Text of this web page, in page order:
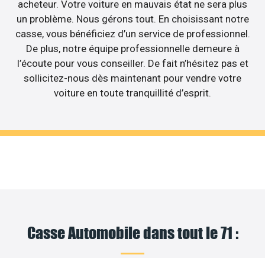
acheteur. Votre voiture en mauvais état ne sera plus
un problème. Nous gérons tout. En choisissant notre
casse, vous bénéficiez d’un service de professionnel.
De plus, notre équipe professionnelle demeure à
l’écoute pour vous conseiller. De fait n’hésitez pas et
sollicitez-nous dès maintenant pour vendre votre
voiture en toute tranquillité d’esprit.
Casse Automobile dans tout le 71 :